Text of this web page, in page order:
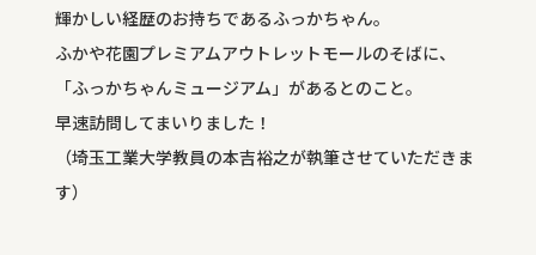
輝かしい経歴のお持ちであるふっかちゃん。
ふかや花園プレミアムアウトレットモールのそばに、
「ふっかちゃんミュージアム」があるとのこと。
早速訪問してまいりました！
（埼玉工業大学教員の本吉裕之が執筆させていただきま
す）